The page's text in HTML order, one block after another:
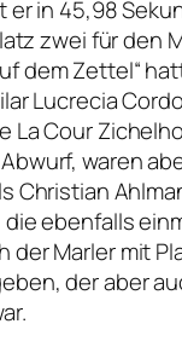
er in 45,98
zwei für den
dem Zettel“
Lucrecia
La Cour
waren
Christian
ebenfalls
der Marler mit
der aber